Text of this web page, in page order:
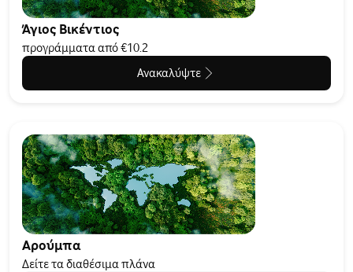
Άγιος Βικέντιος
προγράμματα από €10.2
Ανακαλύψτε
Αρούμπα
Δείτε τα διαθέσιμα πλάνα